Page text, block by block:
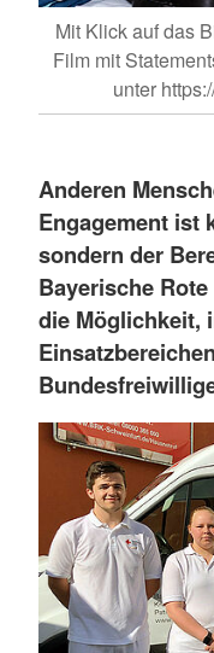
Mit Klick auf das
Film mit
unter
Anderen
Engagement ist
sondern der
Bayerische
die Möglichkeit,